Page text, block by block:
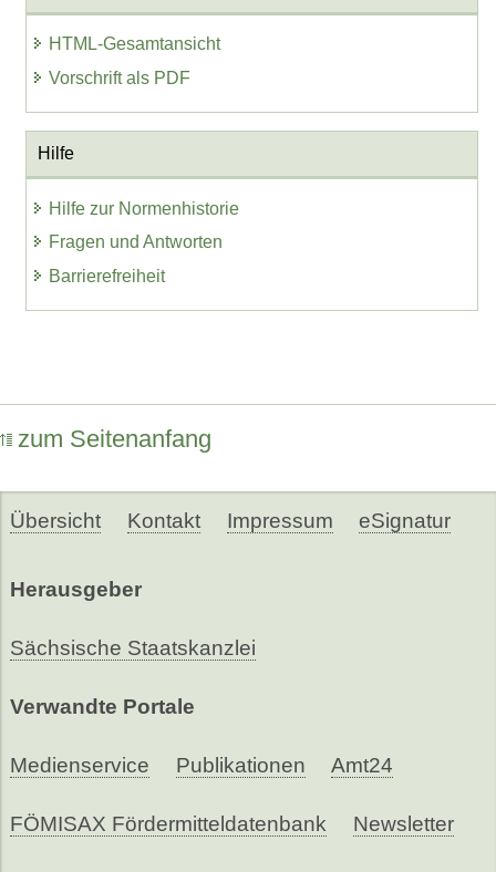
HTML-Gesamtansicht
Vorschrift als PDF
Hilfe
Hilfe zur Normenhistorie
Fragen und Antworten
Barrierefreiheit
zum Seitenanfang
Übersicht Kontakt Impressum eSignatur
Herausgeber
Sächsische Staatskanzlei
Verwandte Portale
Medienservice Publikationen Amt24
FÖMISAX Fördermitteldatenbank Newsletter